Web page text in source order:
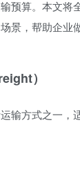
预算。本文将
景，帮助企业
）
输方式之一，